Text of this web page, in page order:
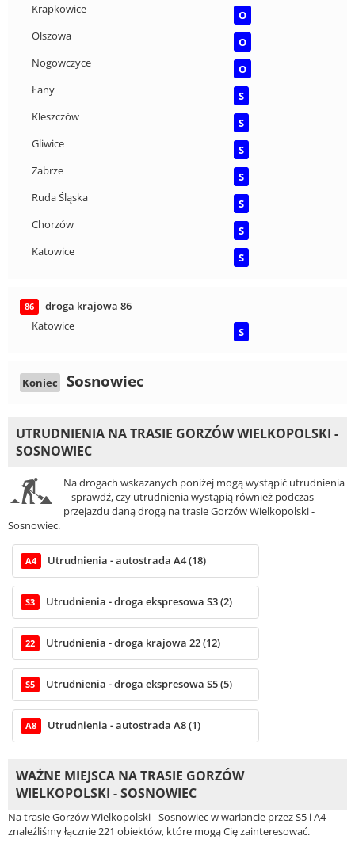
Krapkowice
O
Olszowa
O
Nogowczyce
O
Łany
S
Kleszczów
S
Gliwice
S
Zabrze
S
Ruda Śląska
S
Chorzów
S
Katowice
S
86
droga krajowa 86
Katowice
S
Koniec Sosnowiec
UTRUDNIENIA NA TRASIE GORZÓW WIELKOPOLSKI -
SOSNOWIEC
Na drogach wskazanych poniżej mogą wystąpić utrudnienia
– sprawdź, czy utrudnienia wystąpią również podczas
przejazdu daną drogą na trasie Gorzów Wielkopolski -
Sosnowiec.
A4 Utrudnienia - autostrada A4 (18)
S3 Utrudnienia - droga ekspresowa S3 (2)
22 Utrudnienia - droga krajowa 22 (12)
S5 Utrudnienia - droga ekspresowa S5 (5)
A8 Utrudnienia - autostrada A8 (1)
WAŻNE MIEJSCA NA TRASIE GORZÓW
WIELKOPOLSKI - SOSNOWIEC
Na trasie Gorzów Wielkopolski - Sosnowiec w wariancie przez S5 i A4
znaleźliśmy łącznie 221 obiektów, które mogą Cię zainteresować.